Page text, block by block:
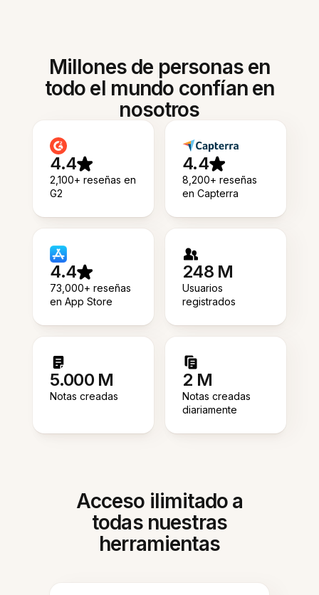
Millones de personas en
todo el mundo confían en
nosotros
4.4
2,100+ reseñas en
G2
4.4
8,200+ reseñas
en Capterra
4.4
73,000+ reseñas
en App Store
248 M
Usuarios
registrados
5.000 M
Notas creadas
2 M
Notas creadas
diariamente
Acceso ilimitado a
todas nuestras
herramientas